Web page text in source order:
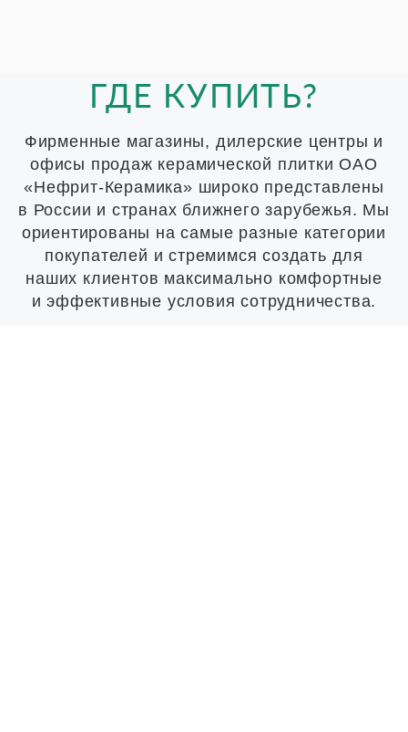
ГДЕ КУПИТЬ?
Фирменные магазины, дилерские центры и
офисы продаж керамической плитки ОАО
«Нефрит-Керамика» широко представлены
в России и странах ближнего зарубежья. Мы
ориентированы на самые разные категории
покупателей и стремимся создать для
наших клиентов максимально комфортные
и эффективные условия сотрудничества.